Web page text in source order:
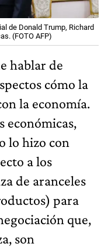
de Donald Trump, Richard
(FOTO AFP)
hablar de
cómo la
la economía.
económicas,
lo hizo con
a los
de aranceles
para
que,
son